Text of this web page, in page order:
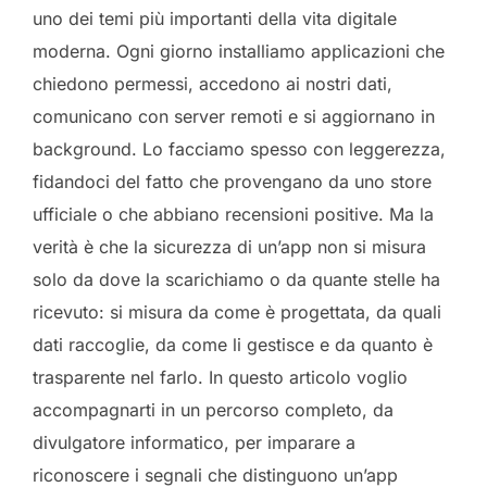
uno dei temi più importanti della vita digitale
moderna. Ogni giorno installiamo applicazioni che
chiedono permessi, accedono ai nostri dati,
comunicano con server remoti e si aggiornano in
background. Lo facciamo spesso con leggerezza,
fidandoci del fatto che provengano da uno store
ufficiale o che abbiano recensioni positive. Ma la
verità è che la sicurezza di un’app non si misura
solo da dove la scarichiamo o da quante stelle ha
ricevuto: si misura da come è progettata, da quali
dati raccoglie, da come li gestisce e da quanto è
trasparente nel farlo. In questo articolo voglio
accompagnarti in un percorso completo, da
divulgatore informatico, per imparare a
riconoscere i segnali che distinguono un’app